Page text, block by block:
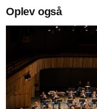
Oplev også